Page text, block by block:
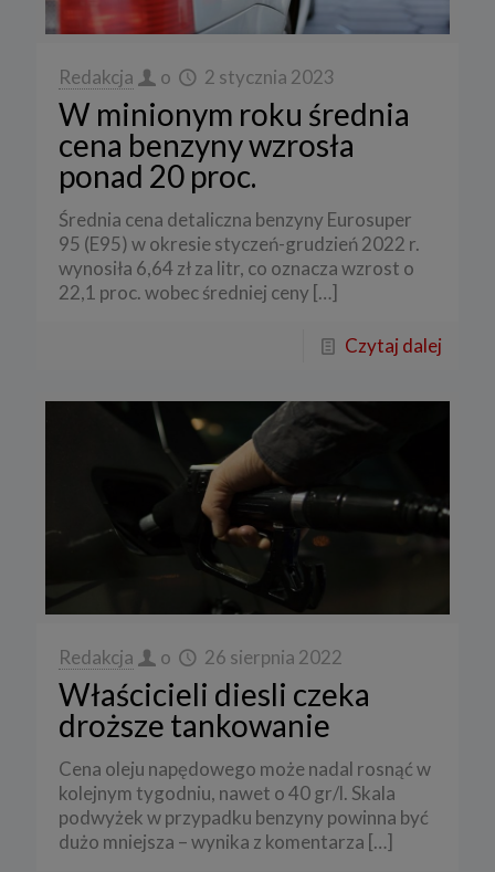
Redakcja o 2 stycznia 2023
W minionym roku średnia
cena benzyny wzrosła
ponad 20 proc.
Średnia cena detaliczna benzyny Eurosuper
95 (E95) w okresie styczeń-grudzień 2022 r.
wynosiła 6,64 zł za litr, co oznacza wzrost o
22,1 proc. wobec średniej ceny […]
Czytaj dalej
Redakcja o 26 sierpnia 2022
Właścicieli diesli czeka
droższe tankowanie
Cena oleju napędowego może nadal rosnąć w
kolejnym tygodniu, nawet o 40 gr/l. Skala
podwyżek w przypadku benzyny powinna być
dużo mniejsza – wynika z komentarza […]